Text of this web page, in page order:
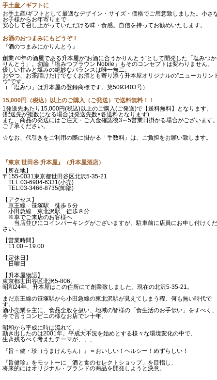
手土産／ギフトに
お手土産/ギフトとして最適なデザイン・サイズ・価格でご用意致しました。小さ
お子様からお年寄りまで
安心して召し上がっていただける味・食感。自信を持ってお勧めいたします。
お酒のおつまみにもどうぞ！
『酒のつまみにかりんとう』
創業70年の酒屋である升本屋が”お酒に合うかりんとう“として開発した「塩みつか
りんとう」。勿論「塩みつブラウン Nobile」もそのコンセプトは変わりません。
優しい甘みと塩みの絶妙なバランスは唯一無二。
おやつ、お茶請けだけでなくお酒とも寄り添う升本屋オリジナルの”ニューカリン
ウ“です。
（「塩みつ」は升本屋の登録商標です。第5093403号）
15,000円（税込）以上のご購入（ご発送）で送料無料！！
1発送先あたり15,000円(税込)以上のご購入(ご発送)で【送料無料】となります。
(配送先が複数になる場合は発送先数×各送料となります)
また、商品の発送にはご注文・ご入金確認後3～5営業日掛かる場合がございます
ご了承ください。
☆なお、代引きをご利用の際に掛かる「手数料」は、ご負担をお願い致します。
『東京 世田谷 升本屋』（升本屋酒店）
【所在地】
〒155-0031東京都世田谷区北沢5-35-21
TEL:03-6904-6331(小売)
TEL:03-3466-8735(卸部)
【アクセス】
京王線 笹塚駅 徒歩５分
小田急線 東北沢駅 徒歩８分
※車でご来店のお客様へ
当店並びにコインパーキングがございますが、駐車前に店員にお申し付けくだ
さい。
【営業時間】
11:00～19:00
【定休日】
日曜日
【升本屋物語】
東京都世田谷区北沢5-806。
昭和24年、升本屋はこの住所にて創業致しました。現在の北沢5-35-21。
まだ京王線の笹塚駅から小田急線の東北沢駅が見えてしまう程、何も無い時代で
す。
酒小売業を主に、食品全般を扱い、地域の皆様の「食生活のお手伝い」をすべく、
今で言うコンビニの様なお店でン十年。
昭和から平成に時は流れて、、、。
動き出したのは2001年。平成大不況を始めとする様々な環境変化の中で、
生き残るべく考えたテーマが、、、
『旨・健・珍（うまけんちん）』＝おいしい！ヘルシー！めずらしい！
『旨健珍』をモットーに「酒と食のセレクトショップ」を目指し、
将来的にはオリジナル・ブランドの商品を開発しようと決意。